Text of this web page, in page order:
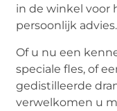
in de winkel voor
persoonlijk advies.
Of u nu een
speciale fles, of
gedistilleerde
verwelkomen u